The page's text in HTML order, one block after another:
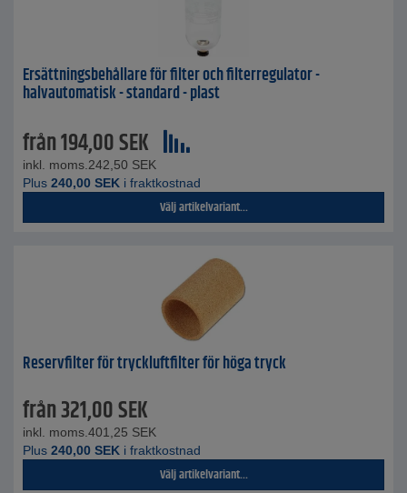
Ersättningsbehållare för filter och filterregulator -
halvautomatisk - standard - plast
från194,00SEK
inkl. moms. 242,50 SEK
Plus 240,00 SEK i fraktkostnad
Välj artikelvariant...
Reservfilter för tryckluftfilter för höga tryck
från321,00SEK
inkl. moms. 401,25 SEK
Plus 240,00 SEK i fraktkostnad
Välj artikelvariant...